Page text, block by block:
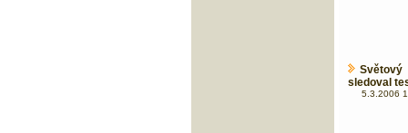
sledoval
5.3.2006